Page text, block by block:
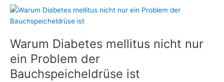
Medizin
und
Fachmediziner
und
Wellness
Warum Diabetes mellitus nicht nur
ein Problem der
Bauchspeicheldrüse ist